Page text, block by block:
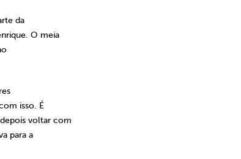
da
O meia
isso. É
voltar com
para a